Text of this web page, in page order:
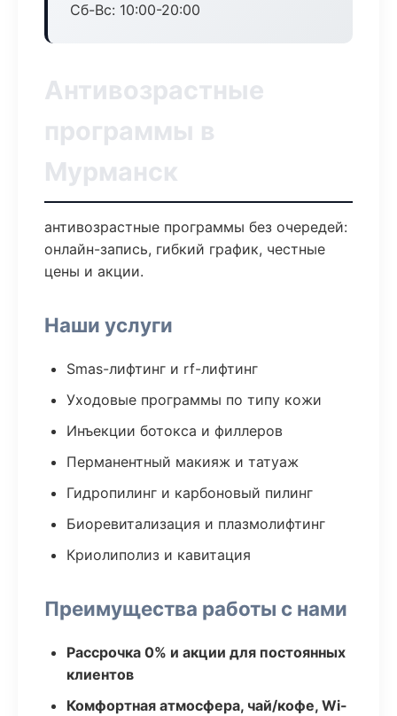
Сб-Вс: 10:00-20:00
Антивозрастные
программы в
Мурманск
антивозрастные программы без очередей:
онлайн-запись, гибкий график, честные
цены и акции.
Наши услуги
Smas-лифтинг и rf-лифтинг
Уходовые программы по типу кожи
Инъекции ботокса и филлеров
Перманентный макияж и татуаж
Гидропилинг и карбоновый пилинг
Биоревитализация и плазмолифтинг
Криолиполиз и кавитация
Преимущества работы с нами
Рассрочка 0% и акции для постоянных
клиентов
Комфортная атмосфера, чай/кофе, Wi-